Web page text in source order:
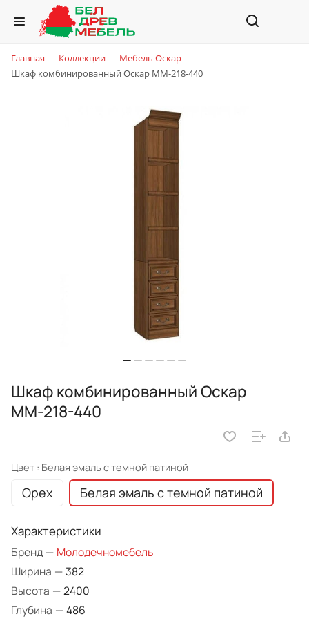
Главная Коллекции
Мебель Оскар
Шкаф комбинированный Оскар ММ-218-440
Шкаф комбинированный Оскар
ММ-218-440
Цвет : Белая эмаль с темной патиной
Орех Белая эмаль с темной патиной
Характеристики
Бренд — Молодечномебель
Ширина — 382
Высота —2400
Глубина —486